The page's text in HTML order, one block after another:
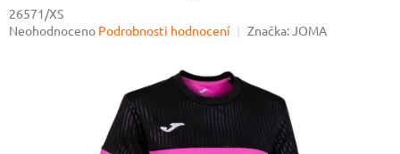
26571/XS
Průměrné
Neohodnoceno Podrobnosti hodnocení Značka:JOMA